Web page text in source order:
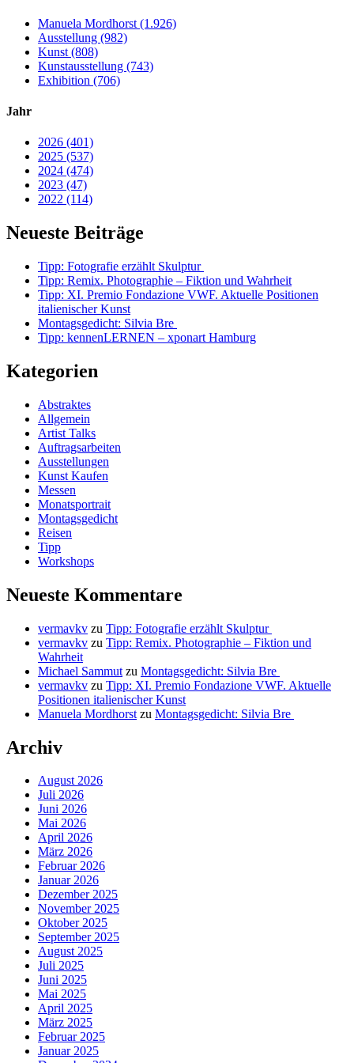
Manuela Mordhorst (1.926)
Ausstellung (982)
Kunst (808)
Kunstausstellung (743)
Exhibition (706)
Jahr
2026 (401)
2025 (537)
2024 (474)
2023 (47)
2022 (114)
Neueste Beiträge
Tipp: Fotografie erzählt Skulptur
Tipp: Remix. Photographie – Fiktion und Wahrheit
Tipp: XI. Premio Fondazione VWF. Aktuelle Positionen
italienischer Kunst
Montagsgedicht: Silvia Bre
Tipp: kennenLERNEN – xponart Hamburg
Kategorien
Abstraktes
Allgemein
Artist Talks
Auftragsarbeiten
Ausstellungen
Kunst Kaufen
Messen
Monatsportrait
Montagsgedicht
Reisen
Tipp
Workshops
Neueste Kommentare
vermavkv zu Tipp: Fotografie erzählt Skulptur
vermavkv zu Tipp: Remix. Photographie – Fiktion und
Wahrheit
Michael Sammut zu Montagsgedicht: Silvia Bre
vermavkv zu Tipp: XI. Premio Fondazione VWF. Aktuelle
Positionen italienischer Kunst
Manuela Mordhorst zu Montagsgedicht: Silvia Bre
Archiv
August 2026
Juli 2026
Juni 2026
Mai 2026
April 2026
März 2026
Februar 2026
Januar 2026
Dezember 2025
November 2025
Oktober 2025
September 2025
August 2025
Juli 2025
Juni 2025
Mai 2025
April 2025
März 2025
Februar 2025
Januar 2025